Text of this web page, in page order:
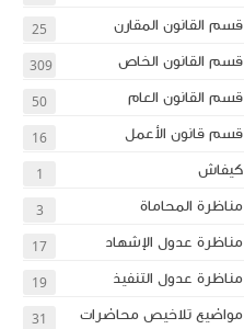
قسم القانون المقارن 25
قسم القانون الخاص 309
قسم القانون العام 50
قسم قانون الأعمل 16
كيفاش 1
مناظرة المحاماة 3
مناظرة عدول الإشهاد 17
مناظرة عدول التنفيذ 19
مواضيع تلاخيص محاضرات 31